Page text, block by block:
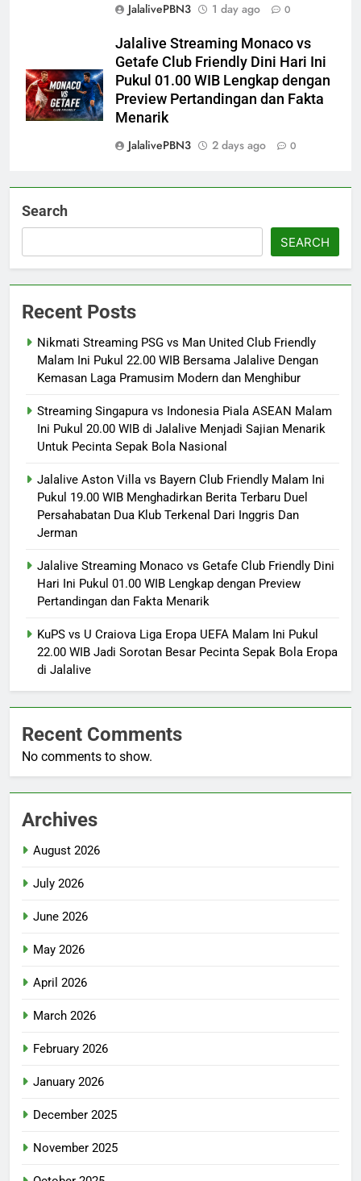
JalalivePBN3
1 day ago 0
Jalalive Streaming Monaco vs
Getafe Club Friendly Dini Hari Ini
Pukul 01.00 WIB Lengkap dengan
Preview Pertandingan dan Fakta
Menarik
JalalivePBN3
2 days ago 0
Search
SEARCH
Recent Posts
Nikmati Streaming PSG vs Man United Club Friendly
Malam Ini Pukul 22.00 WIB Bersama Jalalive Dengan
Kemasan Laga Pramusim Modern dan Menghibur
Streaming Singapura vs Indonesia Piala ASEAN Malam
Ini Pukul 20.00 WIB di Jalalive Menjadi Sajian Menarik
Untuk Pecinta Sepak Bola Nasional
Jalalive Aston Villa vs Bayern Club Friendly Malam Ini
Pukul 19.00 WIB Menghadirkan Berita Terbaru Duel
Persahabatan Dua Klub Terkenal Dari Inggris Dan
Jerman
Jalalive Streaming Monaco vs Getafe Club Friendly Dini
Hari Ini Pukul 01.00 WIB Lengkap dengan Preview
Pertandingan dan Fakta Menarik
KuPS vs U Craiova Liga Eropa UEFA Malam Ini Pukul
22.00 WIB Jadi Sorotan Besar Pecinta Sepak Bola Eropa
di Jalalive
Recent Comments
No comments to show.
Archives
August 2026
July 2026
June 2026
May 2026
April 2026
March 2026
February 2026
January 2026
December 2025
November 2025